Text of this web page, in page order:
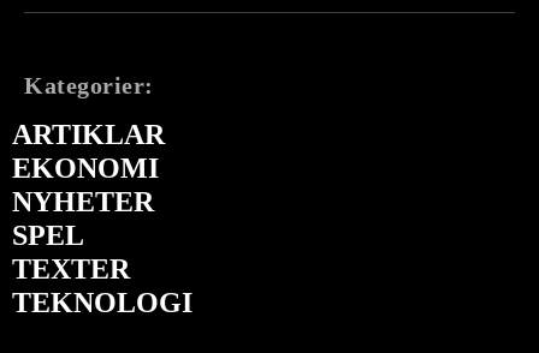
Kategorier:
ARTIKLAR
EKONOMI
NYHETER
SPEL
TEXTER
TEKNOLOGI